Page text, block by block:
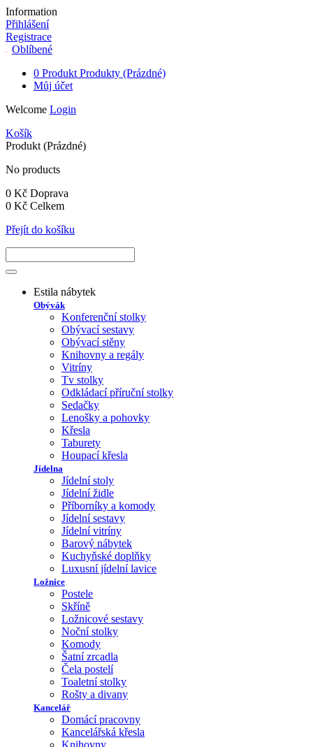
Information
Přihlášení
Registrace
Oblíbené
0 Produkt Produkty (Prázdné)
Můj účet
Welcome Login
Košík
Produkt (Prázdné)
No products
0 Kč Doprava
0 Kč Celkem
Přejít do košíku
Estila nábytek
Obývák
Konferenční stolky
Obývací sestavy
Obývací stěny
Knihovny a regály
Vitríny
Tv stolky
Odkládací příruční stolky
Sedačky
Lenošky a pohovky
Křesla
Taburety
Houpací křesla
Jídelna
Jídelní stoly
Jídelní židle
Příborníky a komody
Jídelní sestavy
Jídelní vitríny
Barový nábytek
Kuchyňské doplňky
Luxusní jídelní lavice
Ložnice
Postele
Skříně
Ložnicové sestavy
Noční stolky
Komody
Šatní zrcadla
Čela postelí
Toaletní stolky
Rošty a divany
Kancelář
Domácí pracovny
Kancelářská křesla
Knihovny